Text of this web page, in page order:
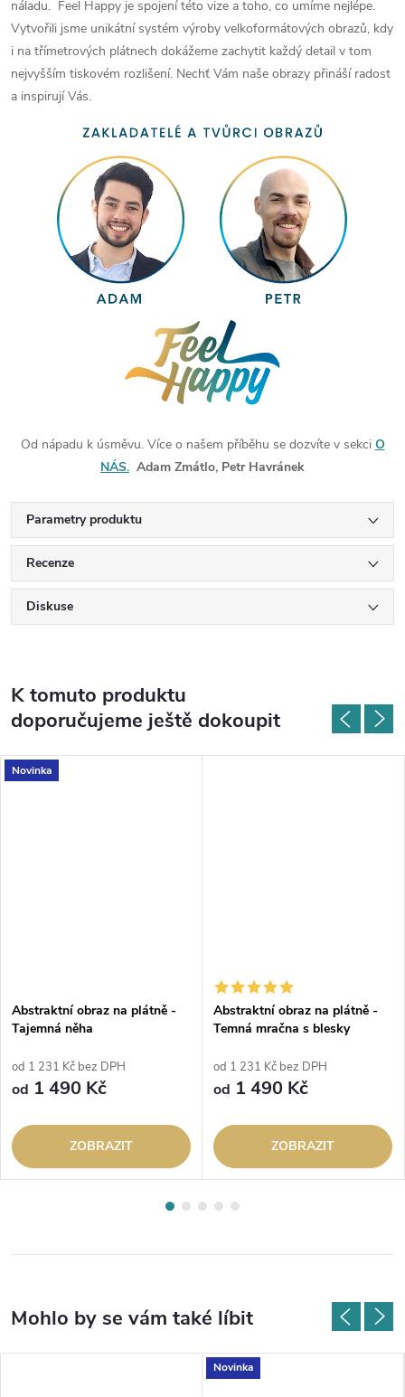
náladu. Feel Happy je spojení této vize a toho, co umíme nejlépe.
Vytvořili jsme unikátní systém výroby velkoformátových obrazů, kdy
i na třímetrových plátnech dokážeme zachytit každý detail v tom
nejvyšším tiskovém rozlišení. Nechť Vám naše obrazy přináší radost
a inspirují Vás.
Od nápadu k úsměvu. Více o našem příběhu se dozvíte v sekci O
NÁS. Adam Zmátlo, Petr Havránek
Parametry produktu
Recenze
Diskuse
K tomuto produktu
doporučujeme ještě dokoupit
Novinka
Abstraktní obraz na plátně -
Tajemná něha
od 1 231 Kč bez DPH
od 1 490 Kč
ZOBRAZIT
Abstraktní obraz na plátně -
Temná mračna s blesky
od 1 231 Kč bez DPH
od 1 490 Kč
ZOBRAZIT
Novinka